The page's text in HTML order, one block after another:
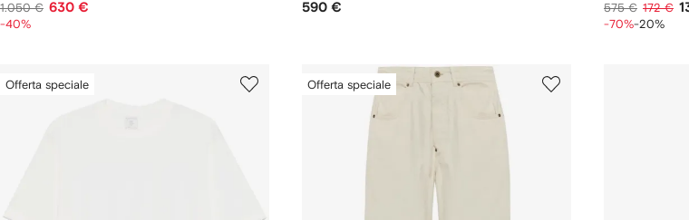
1.050 € 630 €
-40%
590 € 575 € 172 €
-70%-20%
Offerta speciale Offerta speciale